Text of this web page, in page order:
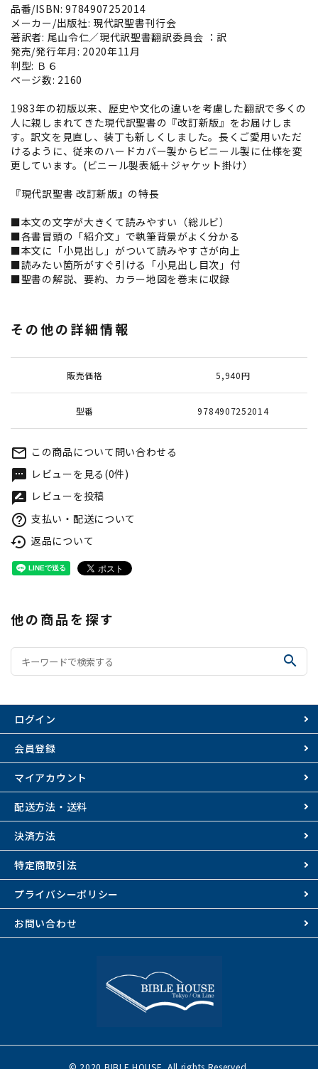
品番/ISBN: 9784907252014
メーカー/出版社: 現代訳聖書刊行会
著訳者: 尾山令仁／現代訳聖書翻訳委員会 ：訳
発売/発行年月: 2020年11月
判型: Ｂ６
ページ数: 2160
1983年の初版以来、歴史や文化の違いを考慮した翻訳で多くの
人に親しまれてきた現代訳聖書の『改訂新版』をお届けしま
す。訳文を見直し、装丁も新しくしました。長くご愛用いただ
けるように、従来のハードカバー製からビニール製に仕様を変
更しています。(ビニール製表紙＋ジャケット掛け）
『現代訳聖書 改訂新版』の特長
■本文の文字が大きくて読みやすい（総ルビ）
■各書冒頭の「紹介文」で執筆背景がよく分かる
■本文に「小見出し」がついて読みやすさが向上
■読みたい箇所がすぐ引ける「小見出し目次」付
■聖書の解説、要約、カラー地図を巻末に収録
その他の詳細情報
販売価格 5,940円
型番 9784907252014
mail_outline この商品について問い合わせる
textsms レビューを見る(0件)
rate_review レビューを投稿
help_outline 支払い・配送について
settings_backup_restore 返品について
他の商品を探す
search
ログイン
会員登録
マイアカウント
配送方法・送料
決済方法
特定商取引法
プライバシーポリシー
お問い合わせ
© 2020 BIBLE HOUSE. All rights Reserved.